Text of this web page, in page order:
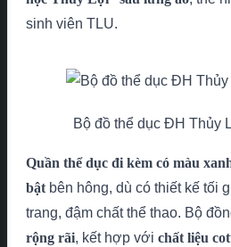
sinh viên TLU.
Bộ đồ thể dục ĐH Thủy
Quần thể dục đi kèm có màu
bật bên hông, dù có thiết kế tối
trang, đậm chất thể thao. Bộ
rộng rãi, kết hợp với chất liệu